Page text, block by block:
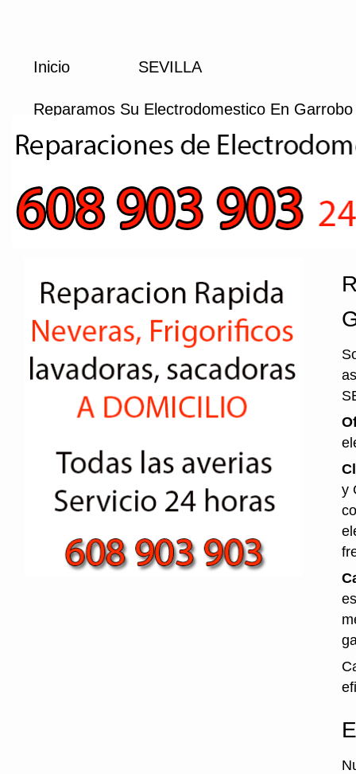
Inicio SEVILLA
Reparamos Su Electrodomestico En Garrobo
y